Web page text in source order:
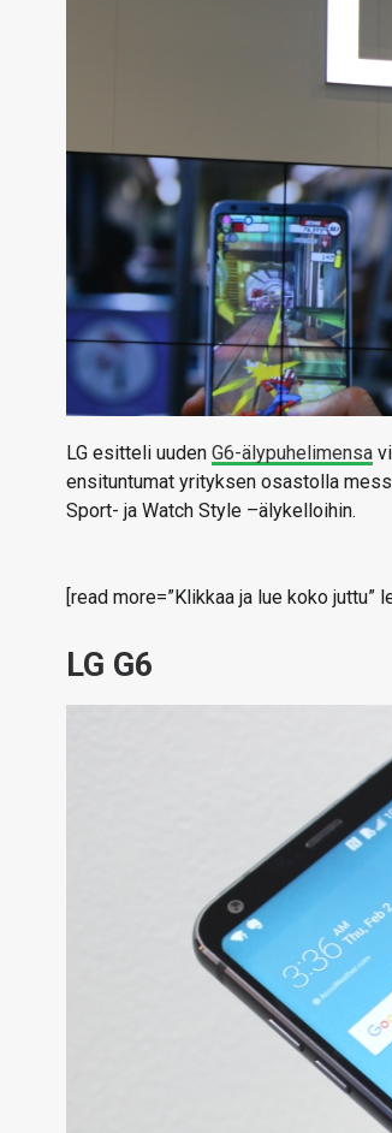
LG esitteli uuden G6-älypuhelimensa
ensituntumat yrityksen osastolla
Sport- ja Watch Style –älykelloihin.
[read more=”Klikkaa ja lue koko juttu”
LG G6